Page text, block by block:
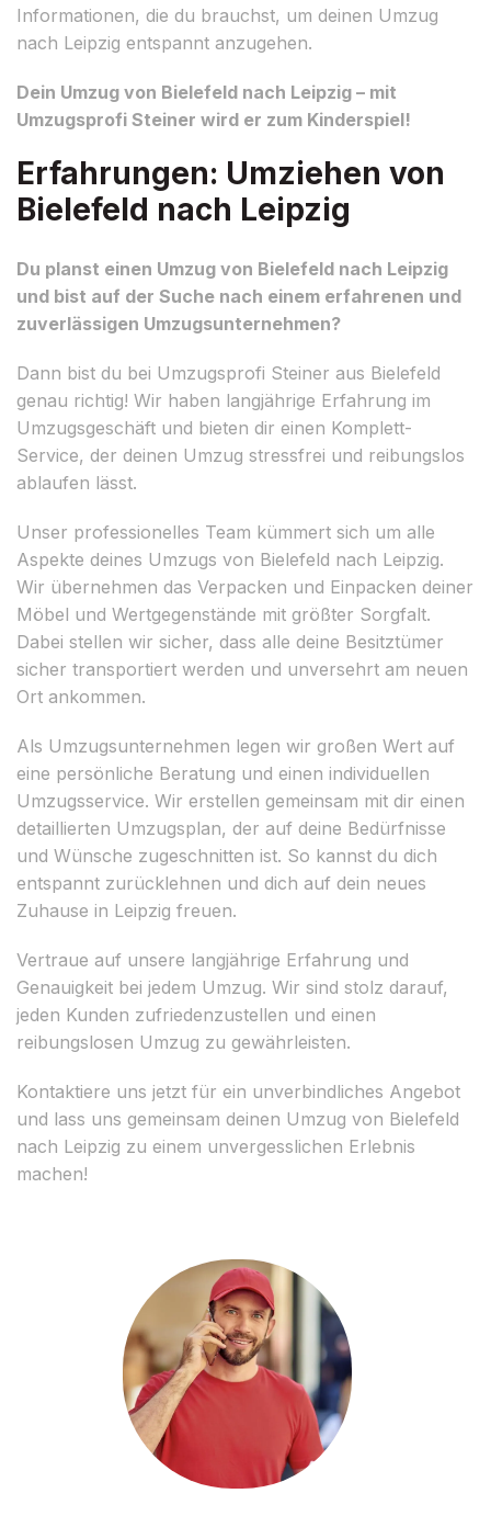
Informationen, die du brauchst, um deinen Umzug
nach Leipzig entspannt anzugehen.
Dein Umzug von Bielefeld nach Leipzig – mit
Umzugsprofi Steiner wird er zum Kinderspiel!
Erfahrungen: Umziehen von
Bielefeld nach Leipzig
Du planst einen Umzug von Bielefeld nach Leipzig
und bist auf der Suche nach einem erfahrenen und
zuverlässigen Umzugsunternehmen?
Dann bist du bei Umzugsprofi Steiner aus Bielefeld
genau richtig! Wir haben langjährige Erfahrung im
Umzugsgeschäft und bieten dir einen Komplett-
Service, der deinen Umzug stressfrei und reibungslos
ablaufen lässt.
Unser professionelles Team kümmert sich um alle
Aspekte deines Umzugs von Bielefeld nach Leipzig.
Wir übernehmen das Verpacken und Einpacken deiner
Möbel und Wertgegenstände mit größter Sorgfalt.
Dabei stellen wir sicher, dass alle deine Besitztümer
sicher transportiert werden und unversehrt am neuen
Ort ankommen.
Als Umzugsunternehmen legen wir großen Wert auf
eine persönliche Beratung und einen individuellen
Umzugsservice. Wir erstellen gemeinsam mit dir einen
detaillierten Umzugsplan, der auf deine Bedürfnisse
und Wünsche zugeschnitten ist. So kannst du dich
entspannt zurücklehnen und dich auf dein neues
Zuhause in Leipzig freuen.
Vertraue auf unsere langjährige Erfahrung und
Genauigkeit bei jedem Umzug. Wir sind stolz darauf,
jeden Kunden zufriedenzustellen und einen
reibungslosen Umzug zu gewährleisten.
Kontaktiere uns jetzt für ein unverbindliches Angebot
und lass uns gemeinsam deinen Umzug von Bielefeld
nach Leipzig zu einem unvergesslichen Erlebnis
machen!